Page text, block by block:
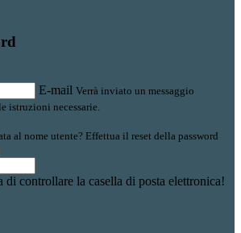
E-mail Verrà inviato un messaggio
istruzioni necessarie.
al nome utente? Effettua il reset della password
di controllare la casella di posta elettronica!